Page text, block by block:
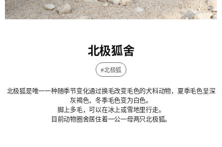
北极狐舍
#北极狐
北极狐是唯一一种随季节变化通过换毛改变毛色的犬科动物，夏季毛色呈深
灰褐色，冬季毛色变为白色。
脚上多毛，可以在冰上或雪地里行走。
目前动物圈舍居住着一公一母两只北极狐。